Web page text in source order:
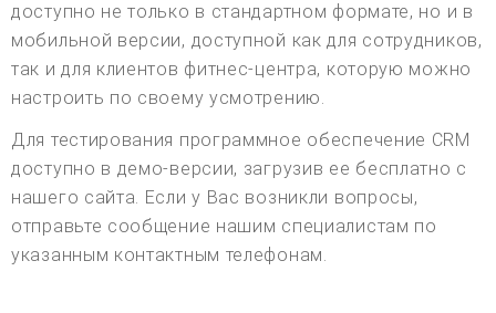
доступно не только в стандартном формате, но и в
мобильной версии, доступной как для сотрудников,
так и для клиентов фитнес-центра, которую можно
настроить по своему усмотрению.
Для тестирования программное обеспечение CRM
доступно в демо-версии, загрузив ее бесплатно с
нашего сайта. Если у Вас возникли вопросы,
отправьте сообщение нашим специалистам по
указанным контактным телефонам.